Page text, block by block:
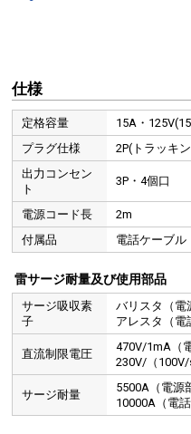
仕様
定格容量
15A・
プラグ仕様
2P(トラッキ
出力コンセン
ト
3P・4個口
電源コード長
2m
付属品
電話ケーブル
雷サージ耐量及び使用部品
サージ吸収素
子
バリスタ（電
アレスタ（電
直流制限電圧
470V/1mA（
230V/（100V/
サージ耐量
5500A（電源
10000A（電話